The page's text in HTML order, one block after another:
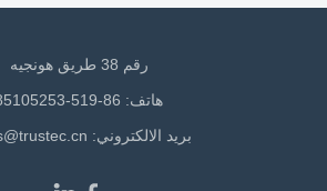
هاتف: 86-519-85105253
بريد الالكتروني: sales@trustec.cn